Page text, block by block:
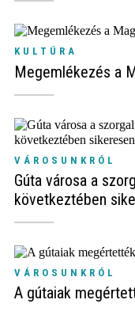
KULTÚRA
Megemlékezés a
VÁROSUNKRÓL
Gúta városa a
következtében
VÁROSUNKRÓL
A gútaiak